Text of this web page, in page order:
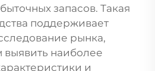
запасов. Такая
поддерживает
рынка,
выявить наиболее
и